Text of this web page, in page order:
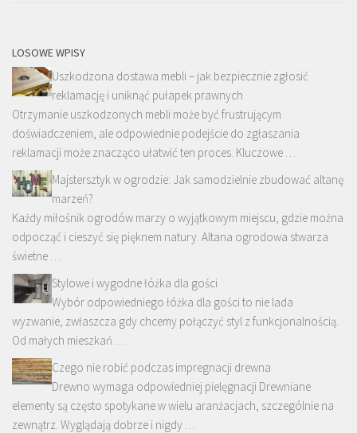
LOSOWE WPISY
Uszkodzona dostawa mebli – jak bezpiecznie zgłosić
reklamację i uniknąć pułapek prawnych
Otrzymanie uszkodzonych mebli może być frustrującym
doświadczeniem, ale odpowiednie podejście do zgłaszania
reklamacji może znacząco ułatwić ten proces. Kluczowe …
Majstersztyk w ogrodzie: Jak samodzielnie zbudować altanę
marzeń?
Każdy miłośnik ogrodów marzy o wyjątkowym miejscu, gdzie można
odpocząć i cieszyć się pięknem natury. Altana ogrodowa stwarza
świetne …
Stylowe i wygodne łóżka dla gości
Wybór odpowiedniego łóżka dla gości to nie lada
wyzwanie, zwłaszcza gdy chcemy połączyć styl z funkcjonalnością.
Od małych mieszkań …
Czego nie robić podczas impregnacji drewna
Drewno wymaga odpowiedniej pielęgnacji Drewniane
elementy są często spotykane w wielu aranżacjach, szczególnie na
zewnątrz. Wyglądają dobrze i nigdy …